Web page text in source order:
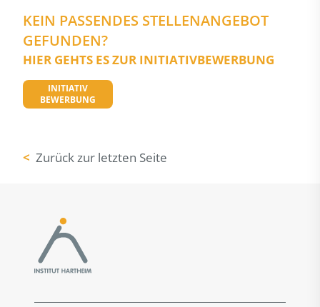
KEIN PASSENDES STELLENANGEBOT
GEFUNDEN?
HIER GEHTS ES ZUR INITIATIVBEWERBUNG
INITIATIV
BEWERBUNG
< Zurück zur letzten Seite